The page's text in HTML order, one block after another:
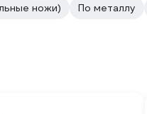
ножи) По металлу